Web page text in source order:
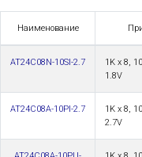
Наименование
AT24C08N-10SI-2.7
1K x 8,
1.8V
AT24C08A-10PI-2.7
1K x 8,
2.7V